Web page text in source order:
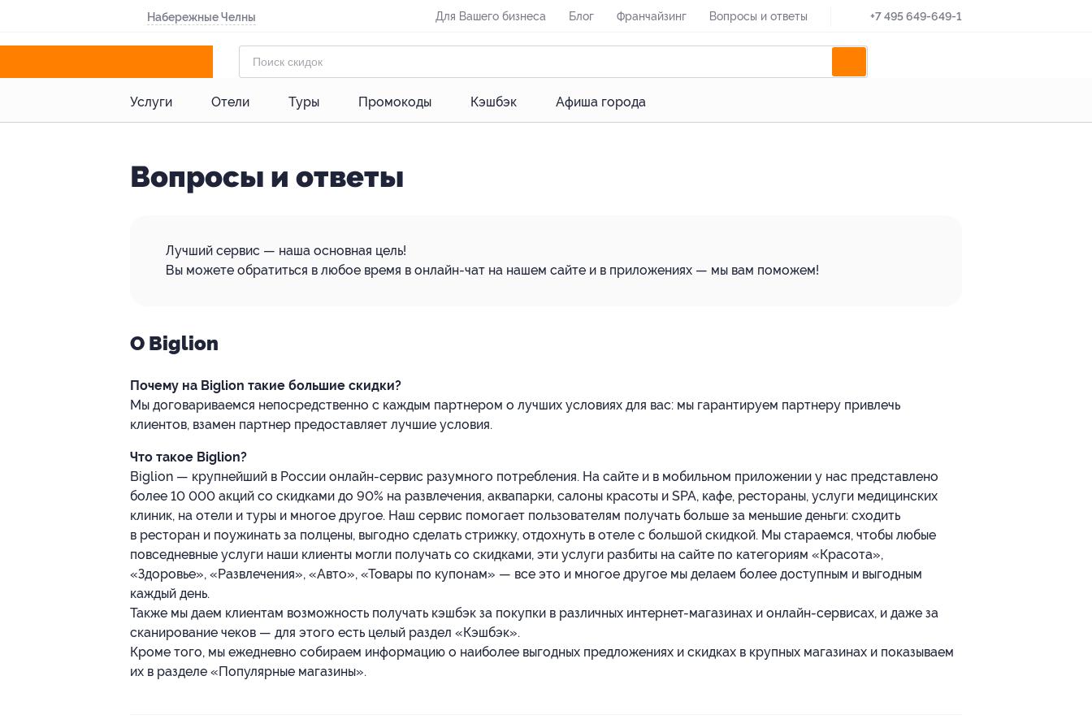
Набережные Челны Для Вашего бизнеса Блог Франчайзинг Вопросы и ответы +7 495 649-649-1
Услуги Отели Туры Промокоды Кэшбэк Афиша города
Вопросы и ответы
Лучший сервис — наша основная цель!
Вы можете обратиться в любое время в онлайн-чат на нашем сайте и в приложениях — мы вам поможем!
О Biglion
Почему на Biglion такие большие скидки?
Мы договариваемся непосредственно с каждым партнером о лучших условиях для вас: мы гарантируем партнеру привлечь
клиентов, взамен партнер предоставляет лучшие условия.
Что такое Biglion?
Biglion — крупнейший в России онлайн-сервис разумного потребления. На сайте и в мобильном приложении у нас представлено
более 10 000 акций со скидками до 90% на развлечения, аквапарки, салоны красоты и SPA, кафе, рестораны, услуги медицинских
клиник, на отели и туры и многое другое. Наш сервис помогает пользователям получать больше за меньшие деньги: сходить
в ресторан и поужинать за полцены, выгодно сделать стрижку, отдохнуть в отеле с большой скидкой. Мы стараемся, чтобы любые
повседневные услуги наши клиенты могли получать со скидками, эти услуги разбиты на сайте по категориям «Красота»,
«Здоровье», «Развлечения», «Авто», «Товары по купонам» — все это и многое другое мы делаем более доступным и выгодным
каждый день.
Также мы даем клиентам возможность получать кэшбэк за покупки в различных интернет-магазинах и онлайн-сервисах, и даже за
сканирование чеков — для этого есть целый раздел «Кэшбэк».
Кроме того, мы ежедневно собираем информацию о наиболее выгодных предложениях и скидках в крупных магазинах и показываем
их в разделе «Популярные магазины».